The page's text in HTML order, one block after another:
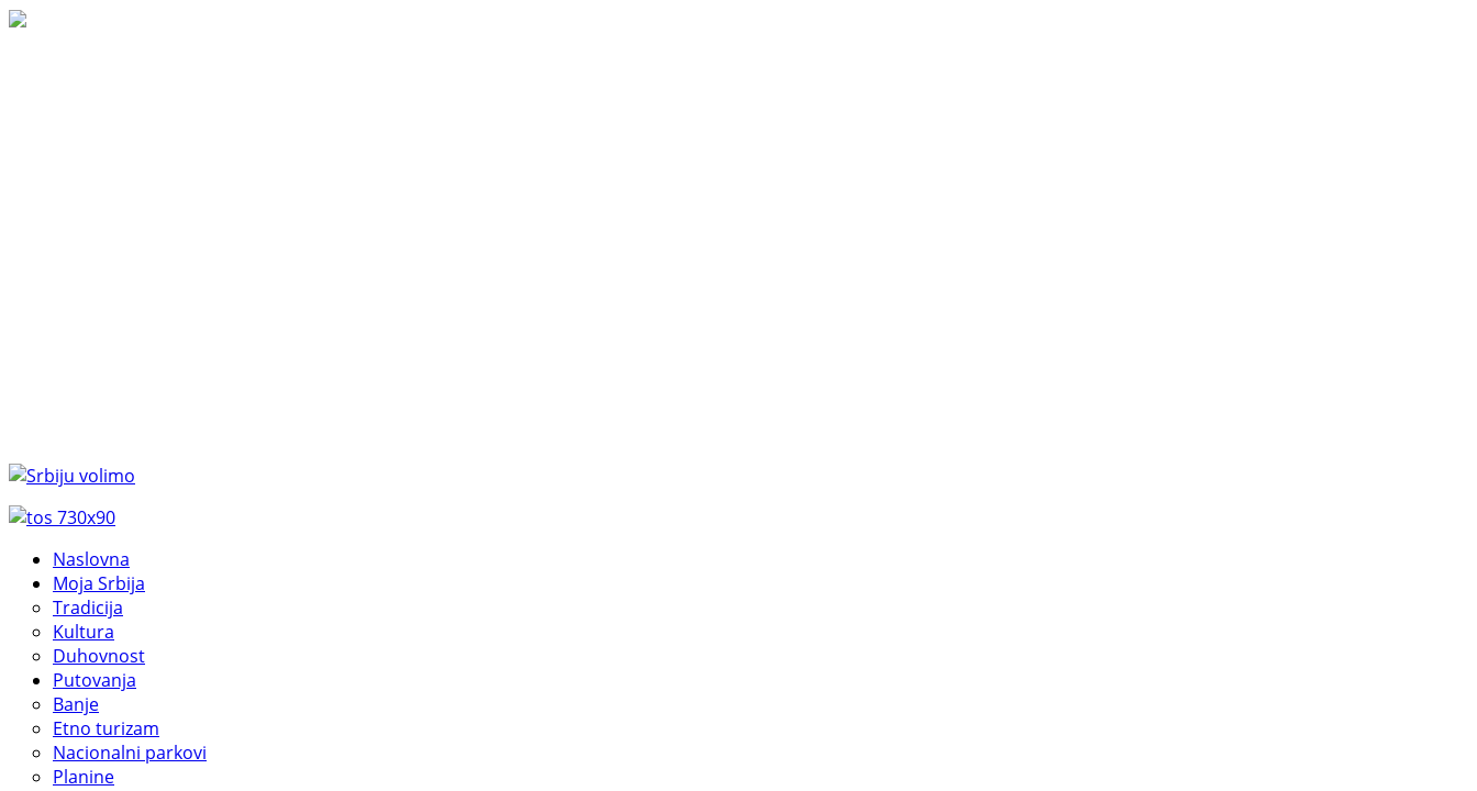
Naslovna
Moja Srbija
Tradicija
Kultura
Duhovnost
Putovanja
Banje
Etno turizam
Nacionalni parkovi
Planine